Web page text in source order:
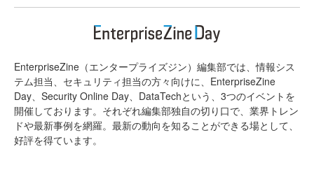
EnterpriseZine（エンタープライズジン）編集部では、情報シス
テム担当、セキュリティ担当の方々向けに、EnterpriseZine
Day、Security Online Day、DataTechという、3つのイベントを
開催しております。それぞれ編集部独自の切り口で、業界トレン
ドや最新事例を網羅。最新の動向を知ることができる場として、
好評を得ています。